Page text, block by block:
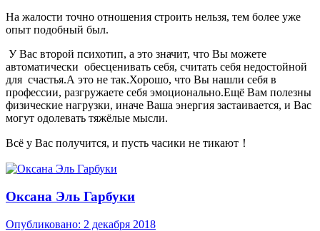
На жалости точно отношения строить нельзя, тем более уже
опыт подобный был.
У Вас второй психотип, а это значит, что Вы можете
автоматически обесценивать себя, считать себя недостойной
для счастья.А это не так.Хорошо, что Вы нашли себя в
профессии, разгружаете себя эмоционально.Ещё Вам полезны
физические нагрузки, иначе Ваша энергия застаивается, и Вас
могут одолевать тяжёлые мысли.
Всё у Вас получится, и пусть часики не тикают！
Оксана Эль Гарбуки
Опубликовано: 2 декабря 2018